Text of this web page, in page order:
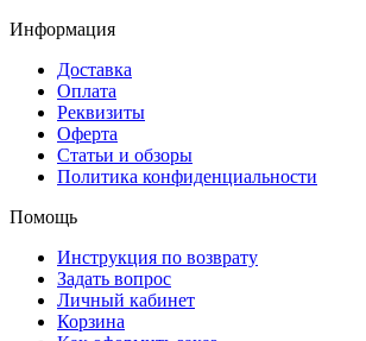
Информация
Доставка
Оплата
Реквизиты
Оферта
Статьи и обзоры
Политика конфиденциальности
Помощь
Инструкция по возврату
Задать вопрос
Личный кабинет
Корзина